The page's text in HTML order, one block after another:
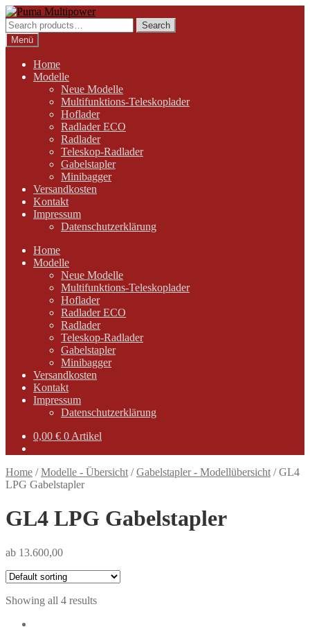
Zur
Navigation
springen
Zum
Inhalt
springen
Search
for:
Search
Menü
Home
Modelle
Neue Modelle
Multifunktions-Teleskoplader
Hoflader
Radlader ECO
Radlader
Teleskop-Radlader
Gabelstapler
Minibagger
Versandkosten
Kontakt
Impressum
Datenschutzerklärung
Home
Modelle
Neue Modelle
Multifunktions-Teleskoplader
Hoflader
Radlader ECO
Radlader
Teleskop-Radlader
Gabelstapler
Minibagger
Versandkosten
Kontakt
Impressum
Datenschutzerklärung
0,00 € 0 Artikel
Home /Modelle - Übersicht /Gabelstapler - Modellübersicht /GL4
LPG Gabelstapler
GL4 LPG Gabelstapler
ab 13.600,00
Showing all 4 results